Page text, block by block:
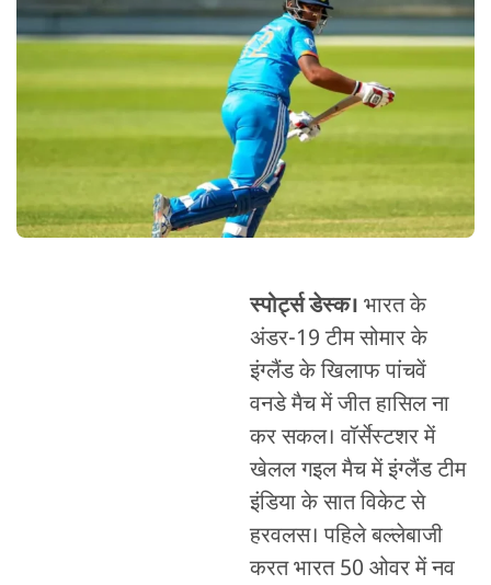
स्पोर्ट्स डेस्क। भारत के
अंडर-19 टीम सोमार के
इंग्लैंड के खिलाफ पांचवें
वनडे मैच में जीत हासिल ना
कर सकल। वॉर्सेस्टशर में
खेलल गइल मैच में इंग्लैंड टीम
इंडिया के सात विकेट से
हरवलस। पहिले बल्लेबाजी
करत भारत 50 ओवर में नव